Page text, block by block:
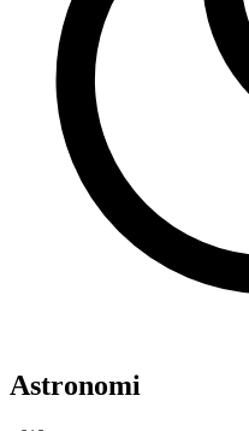
Astronomi